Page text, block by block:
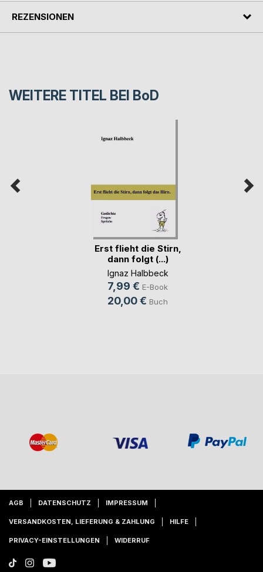
REZENSIONEN
WEITERE TITEL BEI BoD
Erst flieht die Stirn,
dann folgt (...)
Ignaz Halbbeck
7,99 € E-Book
20,00 € Buch
AGB DATENSCHUTZ IMPRESSUM
VERSANDKOSTEN, LIEFERUNG & ZAHLUNG HILFE
PRIVACY-EINSTELLUNGEN WIDERRUF